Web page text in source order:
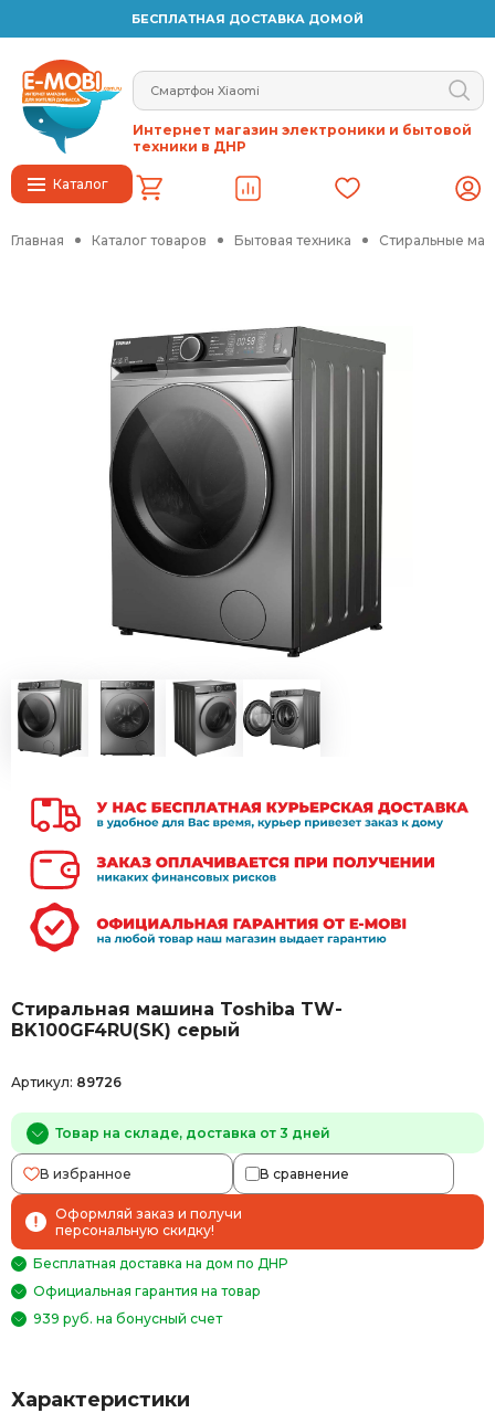
БЕСПЛАТНАЯ ДОСТАВКА ДОМОЙ
Каталог
Интернет магазин электроники и бытовой
техники в ДНР
Главная Каталог товаров Бытовая техника Стиральные
Стиральная машина Toshiba TW-
BK100GF4RU(SK) серый
Артикул: 89726
Товар на складе, доставка от 3 дней
В избранное В сравнение
Оформляй заказ и получи
персональную скидку!
Бесплатная доставка на дом по ДНР
Официальная гарантия на товар
939 руб. на бонусный счет
Характеристики